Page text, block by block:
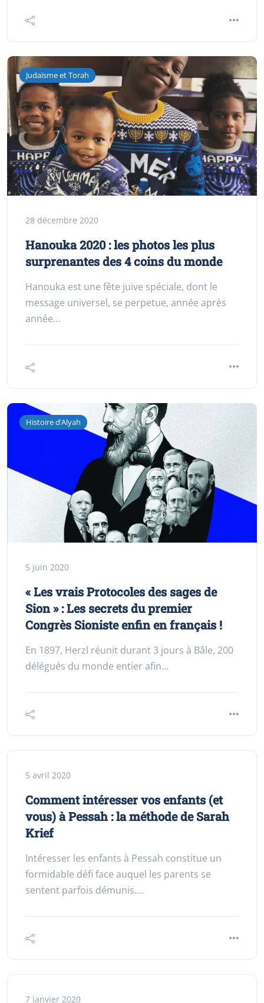
Judaïsme et Torah
28 décembre 2020
Hanouka 2020 : les photos les plus
surprenantes des 4 coins du monde
Hanouka est une fête juive spéciale, dont le
message universel, se perpetue, année après
année…
Histoire d’Alyah
5 juin 2020
« Les vrais Protocoles des sages de
Sion » : Les secrets du premier
Congrès Sioniste enfin en français !
En 1897, Herzl réunit durant 3 jours à Bâle, 200
délégués du monde entier afin…
5 avril 2020
Comment intéresser vos enfants (et
vous) à Pessah : la méthode de Sarah
Krief
Intéresser les enfants à Pessah constitue un
formidable défi face auquel les parents se
sentent parfois démunis.…
7 janvier 2020